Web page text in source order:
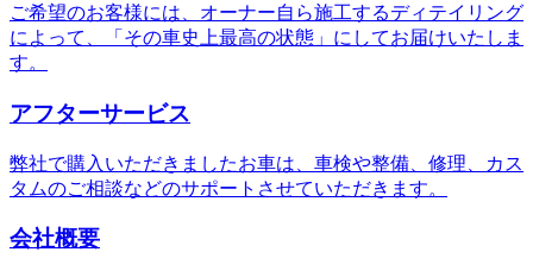
ご希望のお客様には、オーナー自ら施工するディテイリング
によって、「その車史上最高の状態」にしてお届けいたしま
す。
アフターサービス
弊社で購入いただきましたお車は、車検や整備、修理、カス
タムのご相談などのサポートさせていただきます。
会社概要